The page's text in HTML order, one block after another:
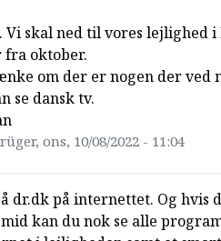
Vi skal ned til vores lejlighed i
fra oktober.
om der er nogen der ved
se dansk tv.
ons, 10/08/2022 - 11:04
dr.dk på internettet. Og hvis
kan du nok se alle